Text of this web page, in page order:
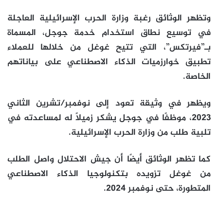
وتظهر الوثائق رغبة وزارة الحرب الإسرائيلية العاجلة
في توسيع نطاق استخدام خدمة جوجل، المسماة
بـ”فيرتكس”، التي تتيح غوغل من خلالها للعملاء
تطبيق خوارزميات الذكاء الاصطناعي على بياناتهم
الخاصة.
ويظهر في وثيقة تعود إلى نوفمبر/تشرين الثاني
2023، موظفًا في جوجل يشكر زميلًا له لمساعدته في
تلبية طلب من وزارة الحرب الإسرائيلية.
كما تظهر الوثائق أيضًا أن جيش الاحتلال واصل الطلب
من غوغل تزويده بتكنولوجيا الذكاء الاصطناعي
المتطورة، حتى نوفمبر 2024.